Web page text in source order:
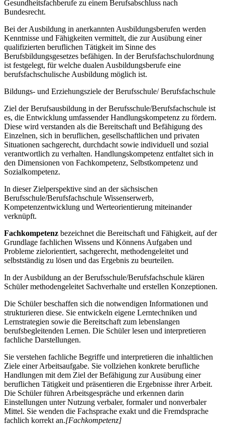
Gesundheitsfachberufe zu einem Berufsabschluss nach
Bundesrecht.
Bei der Ausbildung in anerkannten Ausbildungsberufen werden
Kenntnisse und Fähigkeiten vermittelt, die zur Ausübung einer
qualifizierten beruflichen Tätigkeit im Sinne des
Berufsbildungsgesetzes befähigen. In der Berufsfachschulordnung
ist festgelegt, für welche dualen Ausbildungsberufe eine
berufsfachschulische Ausbildung möglich ist.
Bildungs- und Erziehungsziele der Berufsschule/ Berufsfachschule
Ziel der Berufsausbildung in der Berufsschule/Berufsfachschule ist
es, die Entwicklung umfassender Handlungskompetenz zu fördern.
Diese wird verstanden als die Bereitschaft und Befähigung des
Einzelnen, sich in beruflichen, gesellschaftlichen und privaten
Situationen sachgerecht, durchdacht sowie individuell und sozial
verantwortlich zu verhalten. Handlungskompetenz entfaltet sich in
den Dimensionen von Fachkompetenz, Selbstkompetenz und
Sozialkompetenz.
In dieser Zielperspektive sind an der sächsischen
Berufsschule/Berufsfachschule Wissenserwerb,
Kompetenzentwicklung und Werteorientierung miteinander
verknüpft.
Fachkompetenz bezeichnet die Bereitschaft und Fähigkeit, auf der
Grundlage fachlichen Wissens und Könnens Aufgaben und
Probleme zielorientiert, sachgerecht, methodengeleitet und
selbstständig zu lösen und das Ergebnis zu beurteilen.
In der Ausbildung an der Berufsschule/Berufsfachschule klären
Schüler methodengeleitet Sachverhalte und erstellen Konzeptionen.
Die Schüler beschaffen sich die notwendigen Informationen und
strukturieren diese. Sie entwickeln eigene Lerntechniken und
Lernstrategien sowie die Bereitschaft zum lebenslangen
berufsbegleitenden Lernen. Die Schüler lesen und interpretieren
fachliche Darstellungen.
Sie verstehen fachliche Begriffe und interpretieren die inhaltlichen
Ziele einer Arbeitsaufgabe. Sie vollziehen konkrete berufliche
Handlungen mit dem Ziel der Befähigung zur Ausübung einer
beruflichen Tätigkeit und präsentieren die Ergebnisse ihrer Arbeit.
Die Schüler führen Arbeitsgespräche und erkennen darin
Einstellungen unter Nutzung verbaler, formaler und nonverbaler
Mittel. Sie wenden die Fachsprache exakt und die Fremdsprache
fachlich korrekt an.[Fachkompetenz]